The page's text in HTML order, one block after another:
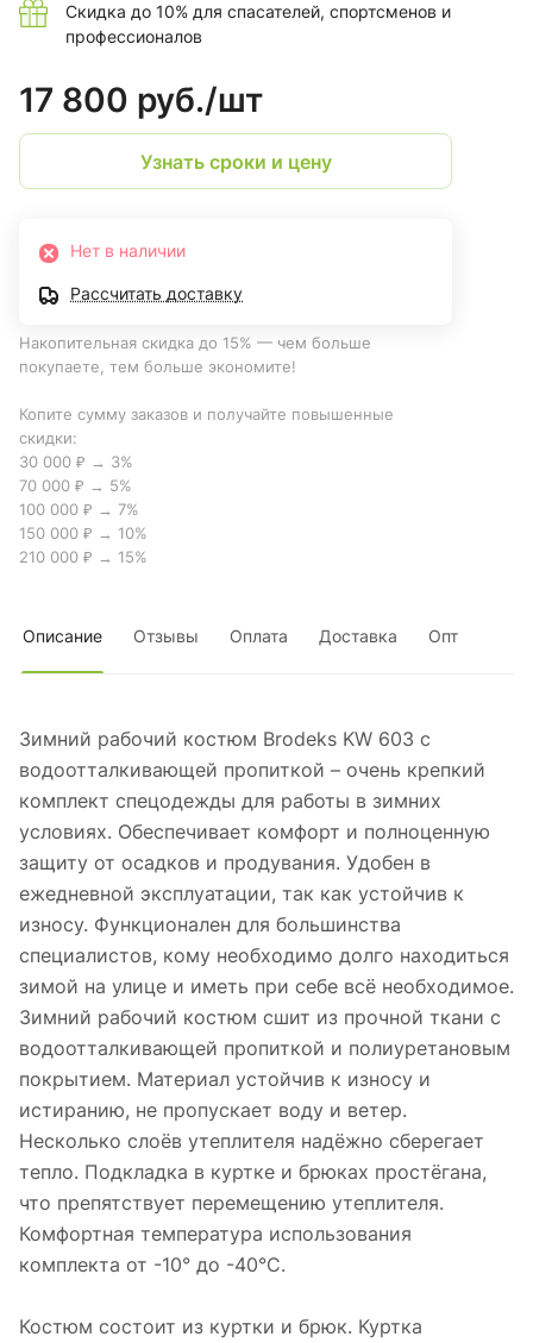
Скидка до 10% для спасателей, спортсменов и
профессионалов
17 800 руб./шт
Узнать сроки и цену
Нет в наличии
Рассчитать доставку
Накопительная скидка до 15% — чем больше
покупаете, тем больше экономите!
Копите сумму заказов и получайте повышенные
скидки:
30 000 ₽ → 3%
70 000 ₽ → 5%
100 000 ₽ → 7%
150 000 ₽ → 10%
210 000 ₽ → 15%
Описание Отзывы Оплата Доставка Опт
Зимний рабочий костюм Brodeks KW 603 с
водоотталкивающей пропиткой – очень крепкий
комплект спецодежды для работы в зимних
условиях. Обеспечивает комфорт и полноценную
защиту от осадков и продувания. Удобен в
ежедневной эксплуатации, так как устойчив к
износу. Функционален для большинства
специалистов, кому необходимо долго находиться
зимой на улице и иметь при себе всё необходимое.
Зимний рабочий костюм сшит из прочной ткани с
водоотталкивающей пропиткой и полиуретановым
покрытием. Материал устойчив к износу и
истиранию, не пропускает воду и ветер.
Несколько слоёв утеплителя надёжно сберегает
тепло. Подкладка в куртке и брюках простёгана,
что препятствует перемещению утеплителя.
Комфортная температура использования
комплекта от -10° до -40°С.
Костюм состоит из куртки и брюк. Куртка